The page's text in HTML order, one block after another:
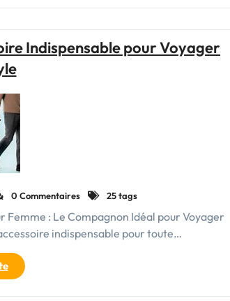
Voyage
en
Cabine
Pratique
et
Élégant"
Indispensable pour Voyager
0 Commentaires 25 tags
Femme : Le Compagnon Idéal pour Voyager
indispensable pour toute…
"Le
Sac
Cabine